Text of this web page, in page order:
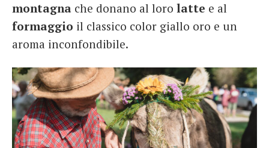
montagna che donano al loro latte e al
formaggio il classico color giallo oro e un
aroma inconfondibile.